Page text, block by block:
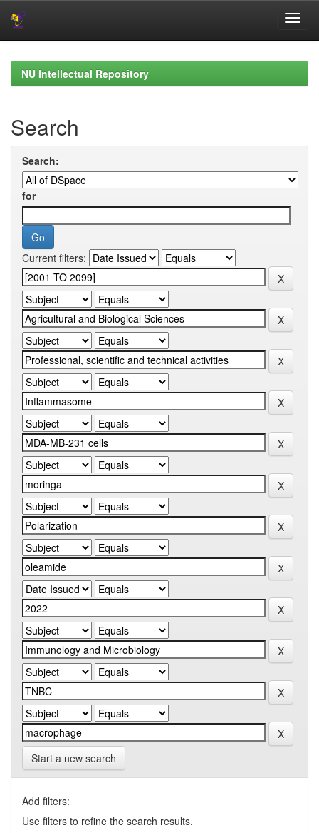
navigationNU Intellectual Repository
Search
Search:
for
Current filters:
Start a new search
Add filters:
Use filters to refine the search results.